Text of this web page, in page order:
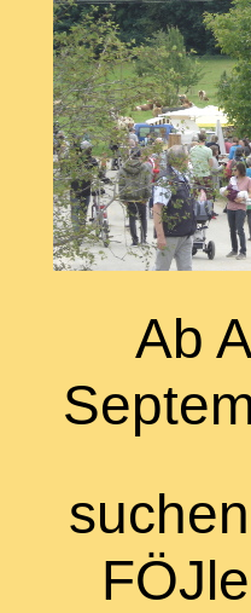
Ab